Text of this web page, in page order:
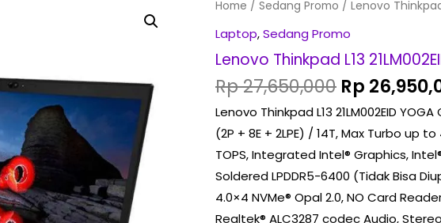
Home / Sedang Promo / Lenovo Thinkpad
Laptop,Sedang Promo
Lenovo Thinkpad L13
Rp27,650,000
price
was:
Rp
Rp
Lenovo Thinkpad L13 21LM002EID
(2P + 8E + 2LPE) / 14T, Max Turbo up
TOPS, Integrated Intel® Graphics,
Soldered LPDDR5-6400 (Tidak Bisa
4.0×4 NVMe® Opal 2.0, NO Card
Realtek® ALC3287 codec Audio,
Lenovo
Thinkpad
21LM002EID
YOGA
Gen
5
quantity